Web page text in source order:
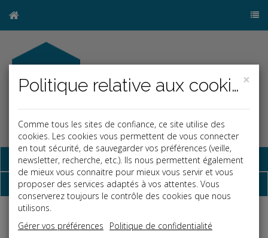
Base documentaire
Dépêches
Fiscal TPE
×
Politique relative aux cookies
Comme tous les sites de confiance, ce site utilise des
cookies. Les cookies vous permettent de vous connecter
en tout sécurité, de sauvegarder vos préférences (veille,
newsletter, recherche, etc.). Ils nous permettent également
de mieux vous connaitre pour mieux vous servir et vous
proposer des services adaptés à vos attentes. Vous
conserverez toujours le contrôle des cookies que nous
utilisons.
Gérer vos préférences
Politique de confidentialité